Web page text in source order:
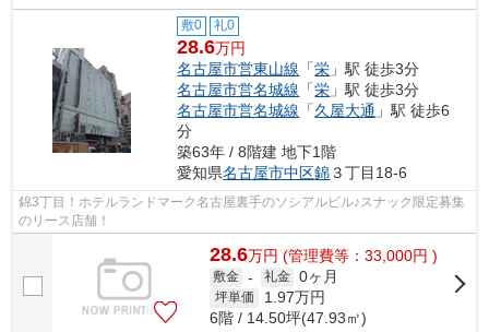
敷0 礼0
28.6万円
名古屋市営東山線 「栄 」駅 徒歩3分
名古屋市営名城線 「栄 」駅 徒歩3分
名古屋市営名城線 「久屋大通 」駅 徒歩6
分
築63年 / 8階建 地下1階
愛知県名古屋市中区錦３丁目18-6
錦3丁目！ホテルランドマーク名古屋裏手のソシアルビル♪スナック限定募集
のリース店舗！
28.6万円 (管理費等：33,000円 )
敷金 - 礼金 0ヶ月
坪単価 1.97万円
6階 / 14.50坪(47.93㎡)